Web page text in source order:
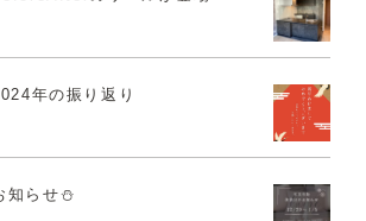
年の振り返り
知らせ⛄